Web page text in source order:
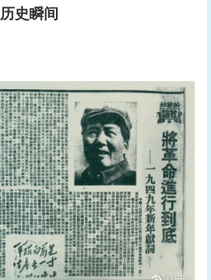
历史瞬间